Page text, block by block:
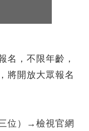
名，不限年齡，
將開放大眾報名
位）→檢視官網